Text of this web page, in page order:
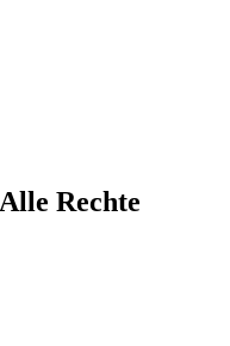
Rechte